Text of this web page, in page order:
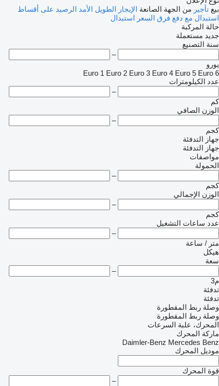
بيع تأجير من الجهة الصانعة الإيجار الطويل الأمد الرصيد على أقساط
استبدال مع دفع فرق السعر استبدال
حالة المركبة
جديد مستعملة
سنة التصنيع
–
يورو
Euro 1 Euro 2 Euro 3 Euro 4 Euro 5 Euro 6
عدد الكيلومترات
–
كم
الوزن الصافي
–
كجم
جهاز التدفئة
جهاز التدفئة
مواصفات
الحمولة
–
كجم
الوزن الإجمالي
–
كجم
عدد ساعات التشغيل
–
متر / ساعة
هيكل
سعة
–
م3
تدفئة
تدفئة
وصلة ربط المقطورة
وصلة ربط المقطورة
المحرك، علبة السرعات
ماركة المحرك
Daimler-Benz Mercedes Benz
موديل المحرك
قوة المحرك
–